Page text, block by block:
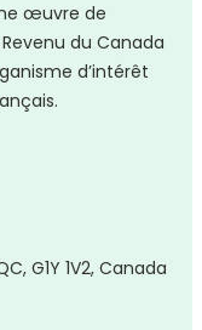
œuvre de
du Canada
d’intérêt
G1Y 1V2, Canada